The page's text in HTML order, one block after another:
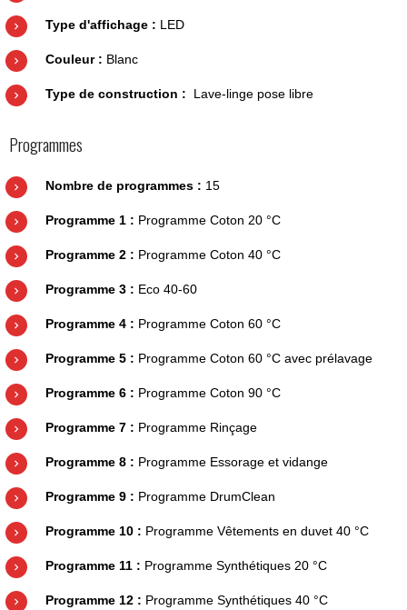
Type d'affichage : LED
Couleur : Blanc
Type de construction : Lave-linge pose libre
Programmes
Nombre de programmes : 15
Programme 1 : Programme Coton 20 °C
Programme 2 : Programme Coton 40 °C
Programme 3 : Eco 40-60
Programme 4 : Programme Coton 60 °C
Programme 5 : Programme Coton 60 °C avec prélavage
Programme 6 : Programme Coton 90 °C
Programme 7 : Programme Rinçage
Programme 8 : Programme Essorage et vidange
Programme 9 : Programme DrumClean
Programme 10 : Programme Vêtements en duvet 40 °C
Programme 11 : Programme Synthétiques 20 °C
Programme 12 : Programme Synthétiques 40 °C